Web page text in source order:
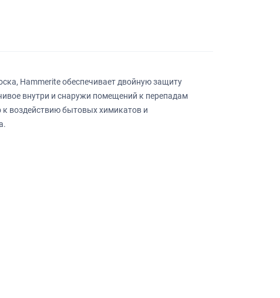
Hammerite обеспечивает двойную защиту
внутри и снаружи помещений к перепадам
к воздействию бытовых химикатов и